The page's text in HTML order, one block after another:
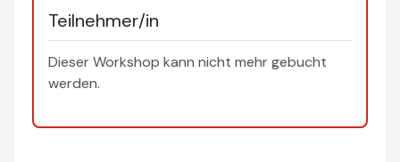
Teilnehmer/in
Dieser Workshop kann nicht mehr gebucht
werden.